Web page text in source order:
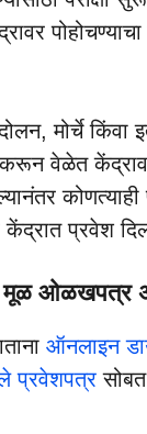
मोर्चे किंवा
वेळेत
कोणत्याही
केंद्रात प्रवेश
ओळखपत्र
ऑनलाइन
प्रवेशपत्र